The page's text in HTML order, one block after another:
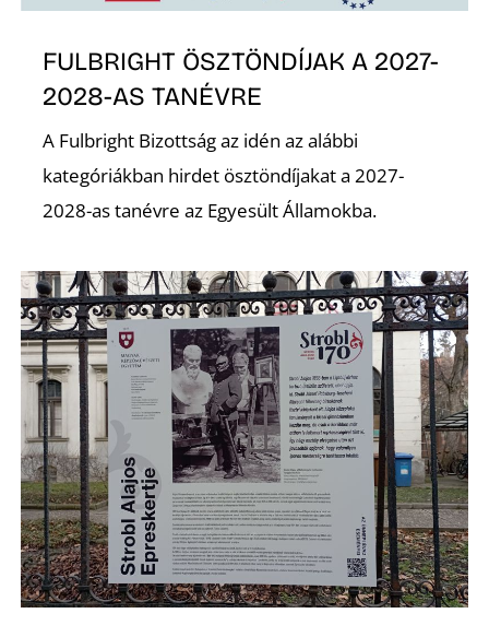
FULBRIGHT ÖSZTÖNDÍJAK A 2027-
2028-AS TANÉVRE
A Fulbright Bizottság az idén az alábbi
kategóriákban hirdet ösztöndíjakat a 2027-
2028-as tanévre az Egyesült Államokba.